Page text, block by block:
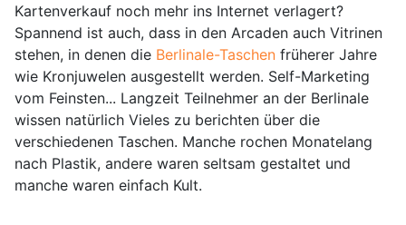
Kartenverkauf noch mehr ins Internet verlagert?
Spannend ist auch, dass in den Arcaden auch Vitrinen
stehen, in denen die Berlinale-Taschen früherer Jahre
wie Kronjuwelen ausgestellt werden. Self-Marketing
vom Feinsten... Langzeit Teilnehmer an der Berlinale
wissen natürlich Vieles zu berichten über die
verschiedenen Taschen. Manche rochen Monatelang
nach Plastik, andere waren seltsam gestaltet und
manche waren einfach Kult.